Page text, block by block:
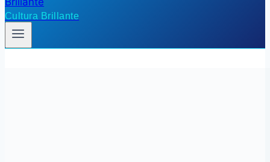
Cultura Brillante